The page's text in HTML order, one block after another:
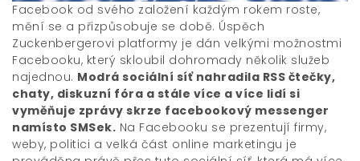
Facebook od svého založení každým rokem roste,
mění se a přizpůsobuje se době. Úspěch
Zuckenbergerovi platformy je dán velkými možnostmi
Facebooku, který skloubil dohromady několik služeb
najednou. Modrá sociální síť nahradila RSS čtečky,
chaty, diskuzní fóra a stále více a více lidí si
vyměňuje zprávy skrze facebookový messenger
namísto SMSek. Na Facebooku se prezentují firmy,
weby, politici a velká část online marketingu je